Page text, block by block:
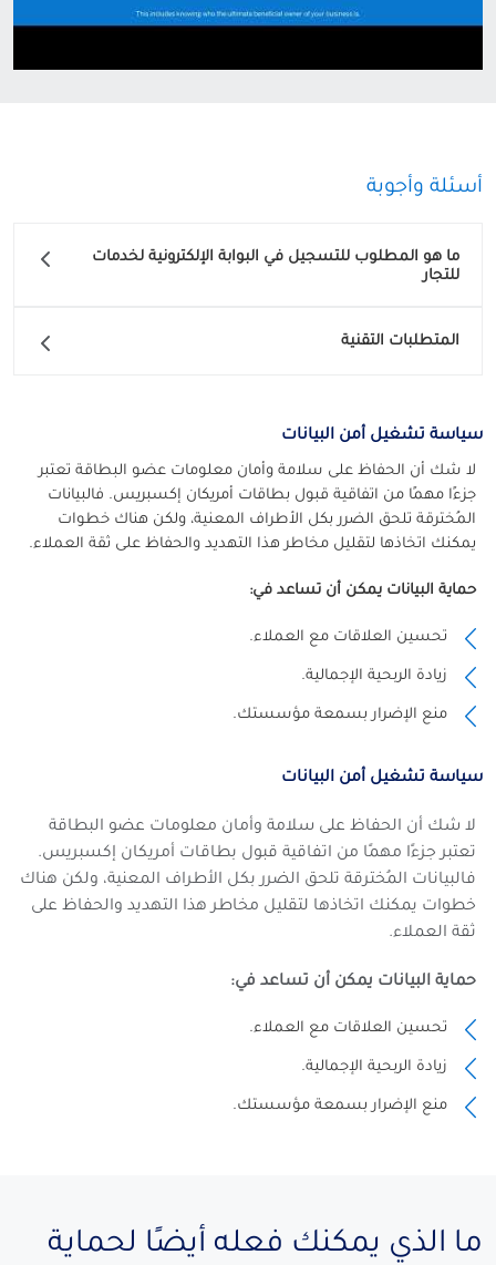
أسئلة وأجوبة
ما هو المطلوب للتسجيل في البوابة الإلكترونية لخدمات
للتجار
المتطلبات التقنية
سياسة تشغيل أمن البيانات
لا شك أن الحفاظ على سلامة وأمان معلومات عضو البطاقة تعتبر
جزءًا مهمًا من اتفاقية قبول بطاقات أمريكان إكسبريس. فالبيانات
المُخترقة تلحق الضرر بكل الأطراف المعنية، ولكن هناك خطوات
يمكنك اتخاذها لتقليل مخاطر هذا التهديد والحفاظ على ثقة العملاء.
حماية البيانات يمكن أن تساعد في:
تحسين العلاقات مع العملاء.
زيادة الربحية الإجمالية.
منع الإضرار بسمعة مؤسستك.
سياسة تشغيل أمن البيانات
لا شك أن الحفاظ على سلامة وأمان معلومات عضو البطاقة
تعتبر جزءًا مهمًا من اتفاقية قبول بطاقات أمريكان إكسبريس.
فالبيانات المُخترقة تلحق الضرر بكل الأطراف المعنية، ولكن هناك
خطوات يمكنك اتخاذها لتقليل مخاطر هذا التهديد والحفاظ على
ثقة العملاء.
حماية البيانات يمكن أن تساعد في:
تحسين العلاقات مع العملاء.
زيادة الربحية الإجمالية.
منع الإضرار بسمعة مؤسستك.
ما الذي يمكنك فعله أيضًا لحماية